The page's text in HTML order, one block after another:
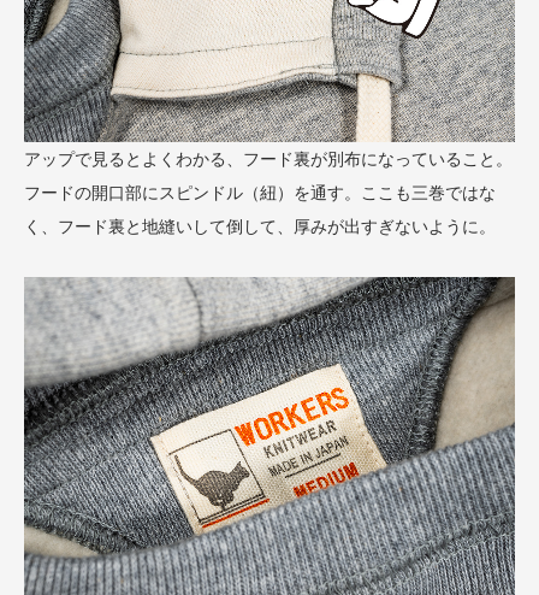
アップで見るとよくわかる、フード裏が別布になっていること。
フードの開口部にスピンドル（紐）を通す。ここも三巻ではな
く、フード裏と地縫いして倒して、厚みが出すぎないように。